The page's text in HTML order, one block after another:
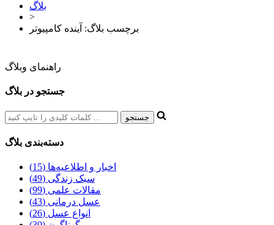
بلاگ
>
برچسب بلاگ: آینده کامپیوتر
راهنمای وبلاگ
جستجو در بلاگ
دسته‌بندی بلاگ
اخبار و اطلاعیه‌ها (15)
سبک زندگی (49)
مقالات علمی (99)
عسل درمانی (43)
انواع عسل (26)